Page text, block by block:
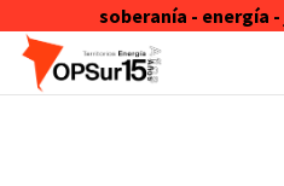
soberanía - energía
Skip to content